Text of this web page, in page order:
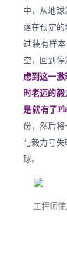
中，从地
落在预定
过装有样
空，回到停
虑到这一
时老迈的
是就有了
份，然后
与毅力号
球。
工程师